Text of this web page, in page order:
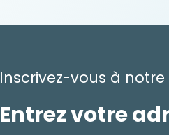
Inscrivez-vous à